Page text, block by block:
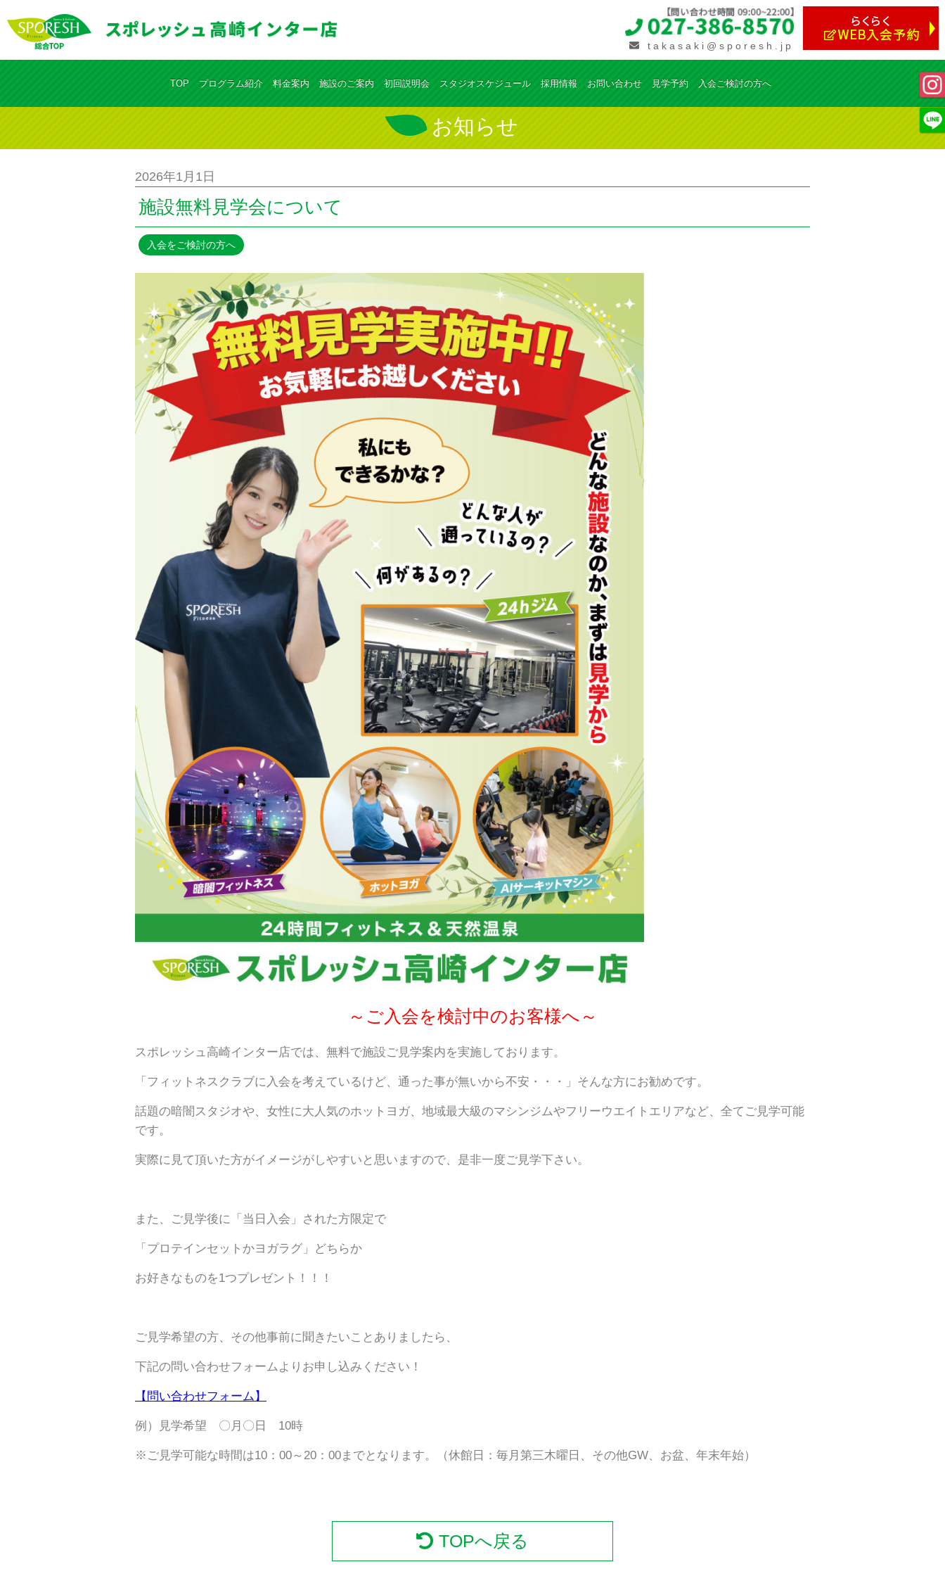
takasaki@sporesh.jp
TOP プログラム紹介 料金案内 施設のご案内 初回説明会 スタジオスケジュール 採用情報 お問い合わせ 見学予約 入会ご検討の方へ
お知らせ
2026年1月1日
施設無料見学会について
入会をご検討の方へ
～ご入会を検討中のお客様へ～
スポレッシュ高崎インター店では、無料で施設ご見学案内を実施しております。
「フィットネスクラブに入会を考えているけど、通った事が無いから不安・・・」そんな方にお勧めです。
話題の暗闇スタジオや、女性に大人気のホットヨガ、地域最大級のマシンジムやフリーウエイトエリアなど、全てご見学可能
です。
実際に見て頂いた方がイメージがしやすいと思いますので、是非一度ご見学下さい。
また、ご見学後に「当日入会」された方限定で
「プロテインセットかヨガラグ」どちらか
お好きなものを1つプレゼント！！！
ご見学希望の方、その他事前に聞きたいことありましたら、
下記の問い合わせフォームよりお申し込みください！
【問い合わせフォーム】
例）見学希望 〇月〇日 10時
※ご見学可能な時間は10：00～20：00までとなります。（休館日：毎月第三木曜日、その他GW、お盆、年末年始）
TOPへ戻る